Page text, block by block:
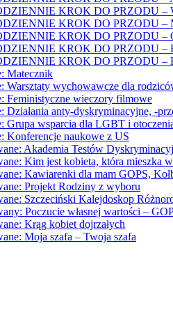
KROK DO PRZODU –
KROK DO PRZODU –
KROK DO PRZODU –
KROK DO PRZODU –
KROK DO PRZODU –
Matecznik
Warsztaty wychowawcze dla
Feministyczne wieczory filmowe
Działania anty-dyskryminacyjne, -
Grupa wsparcia dla LGBT i
Konferencje naukowe z US
Akademia Testów
Kim jest kobieta, która mieszka
Kawiarenki dla mam GOPS,
Projekt Rodziny z wyboru
Szczeciński Kalejdoskop
Poczucie własnej wartości –
Krąg kobiet dojrzałych
Moja szafa – Twoja szafa